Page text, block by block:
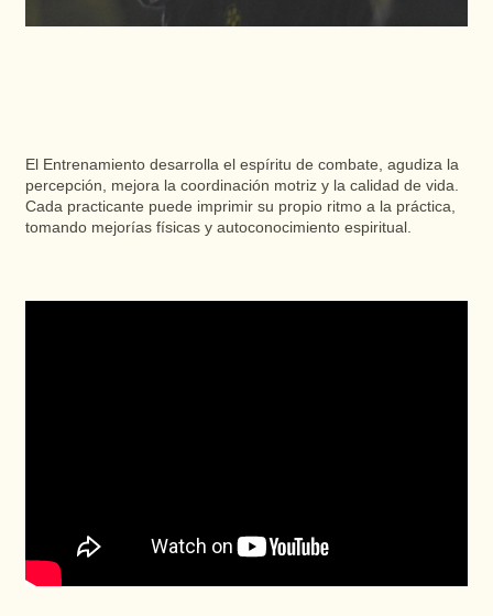
El Entrenamiento desarrolla el espíritu de combate, agudiza la
percepción, mejora la coordinación motriz y la calidad de vida.
Cada practicante puede imprimir su propio ritmo a la práctica,
tomando mejorías físicas y autoconocimiento espiritual.